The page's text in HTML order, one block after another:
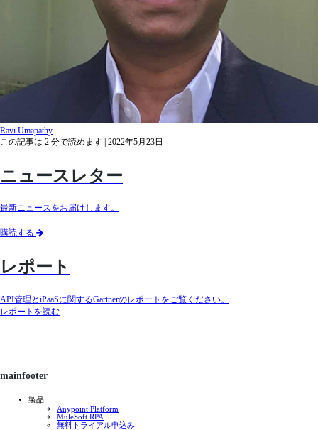
Ravi Umapathy
この記事は 2 分で読めます | 2022年5月23日
ニュースレター
最新ニュースをお届けします。
購読する
レポート
API管理とiPaaSに関するGartnerのレポートをご覧ください。
レポートを読む
mainfooter
製品
Anypoint Platform
MuleSoft RPA
無料トライアル申込み